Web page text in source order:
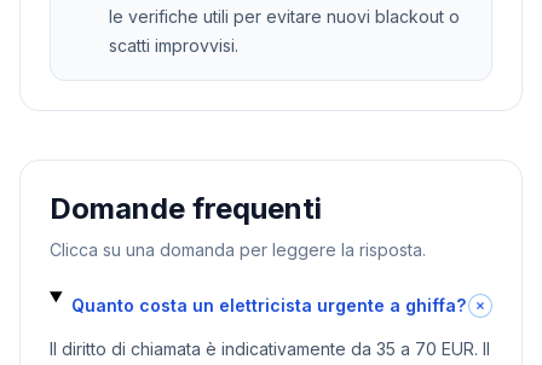
le verifiche utili per evitare nuovi blackout o
scatti improvvisi.
Domande frequenti
Clicca su una domanda per leggere la risposta.
Quanto costa un elettricista urgente a ghiffa?
Il diritto di chiamata è indicativamente da 35 a 70 EUR. Il